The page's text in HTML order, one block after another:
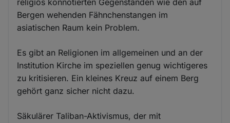
religiös konnotierten Gegenständen wie den auf
Bergen wehenden Fähnchenstangen im
asiatischen Raum kein Problem.
Es gibt an Religionen im allgemeinen und an der
Institution Kirche im speziellen genug wichtigeres
zu kritisieren. Ein kleines Kreuz auf einem Berg
gehört ganz sicher nicht dazu.
Säkulärer Taliban-Aktivismus, der mit